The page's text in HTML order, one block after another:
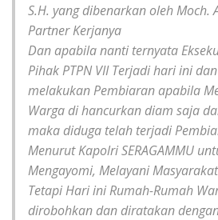
S.H. yang dibenarkan oleh Moch.
Partner Kerjanya
Dan apabila nanti ternyata
Pihak PTPN VII Terjadi hari ini
melakukan Pembiaran apabila
Warga di hancurkan diam saja
maka diduga telah terjadi
Menurut Kapolri SERAGAMMU
Mengayomi, Melayani
Tetapi Hari ini Rumah-Rumah
dirobohkan dan diratakan